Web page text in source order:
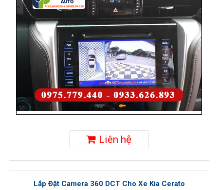
Liên hệ
Lắp Đặt Camera 360 DCT Cho Xe Kia Cerato